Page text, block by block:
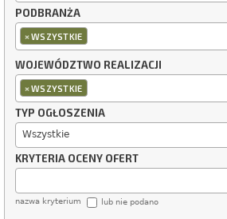
PODBRANŻA
×WSZYSTKIE
WOJEWÓDZTWO REALIZACJI
×WSZYSTKIE
TYP OGŁOSZENIA
Wszystkie
KRYTERIA OCENY OFERT
nazwa kryterium lub nie podano